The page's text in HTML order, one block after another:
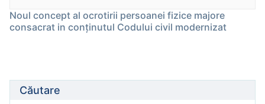
Noul concept al ocrotirii persoanei fizice majore
consacrat in conținutul Codului civil modernizat
Căutare